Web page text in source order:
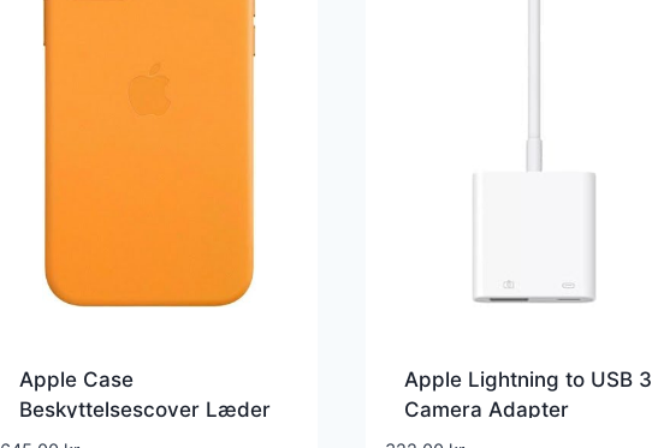
Apple Case
Beskyttelsescover Læder
Californisk valmue –
Apple Lightning to USB 3
Camera Adapter
Lightning-adapter